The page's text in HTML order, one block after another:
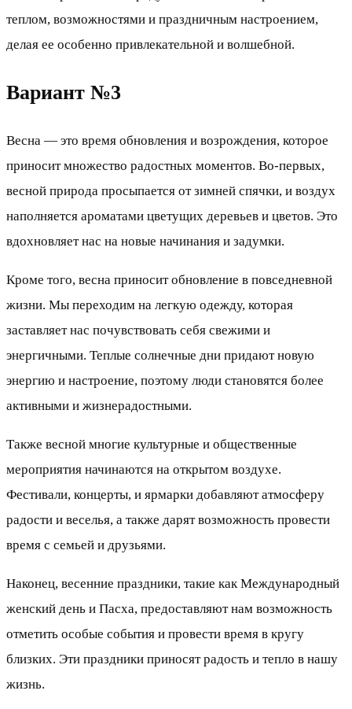
теплом, возможностями и праздничным настроением,
делая ее особенно привлекательной и волшебной.
Вариант №3
Весна — это время обновления и возрождения, которое
приносит множество радостных моментов. Во-первых,
весной природа просыпается от зимней спячки, и воздух
наполняется ароматами цветущих деревьев и цветов. Это
вдохновляет нас на новые начинания и задумки.
Кроме того, весна приносит обновление в повседневной
жизни. Мы переходим на легкую одежду, которая
заставляет нас почувствовать себя свежими и
энергичными. Теплые солнечные дни придают новую
энергию и настроение, поэтому люди становятся более
активными и жизнерадостными.
Также весной многие культурные и общественные
мероприятия начинаются на открытом воздухе.
Фестивали, концерты, и ярмарки добавляют атмосферу
радости и веселья, а также дарят возможность провести
время с семьей и друзьями.
Наконец, весенние праздники, такие как Международный
женский день и Пасха, предоставляют нам возможность
отметить особые события и провести время в кругу
близких. Эти праздники приносят радость и тепло в нашу
жизнь.